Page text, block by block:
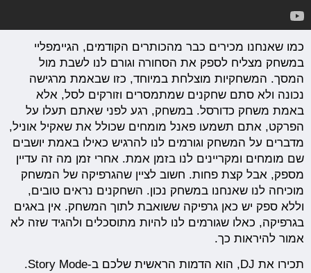
כמו שאנחנו מכירים כבר מהכותרים הקודמים, הגיימפליי
במשחק מצליח לספק את הסחורה וגורם לנו לשבת מול
המסך. המשחקיות מוצלחת במיוחד, כזו שבאמת מרגישה
נכונה ולא סתם שחקנים שמתמסרים וזורקים לסל, אלא
באמת משחק כדורסל. במשחק, רגע לפני שאתם תעלו על
הפרקט, אתם תשמעו פאנל מומחים שכולל את שאקיל אוניל,
מדברים על המשחק וגורמים לנו להרגיש כאילו באמת יושבים
שם מומחים ומקריינים לנו בזמן אמת. אחרי זמן מה זה עדיין
מספק, אבל קצת פחות. חשוב לציין שהגרפיקה של המשחק
מוכיחה לנו שאנחנו במשחק נכון. השחקנים נראים טובים,
וללא ספק יש כאן גרפיקה ששואבת לתוך המשחק. אין באגים
בגרפיקה, כאלו שגורמים לנו להיות מתוסכלים ולהגיד שזה לא
אמור להיראות כך.
תכירו את DJ, הוא הדמות הראשית שלכם ב-Story Mode.